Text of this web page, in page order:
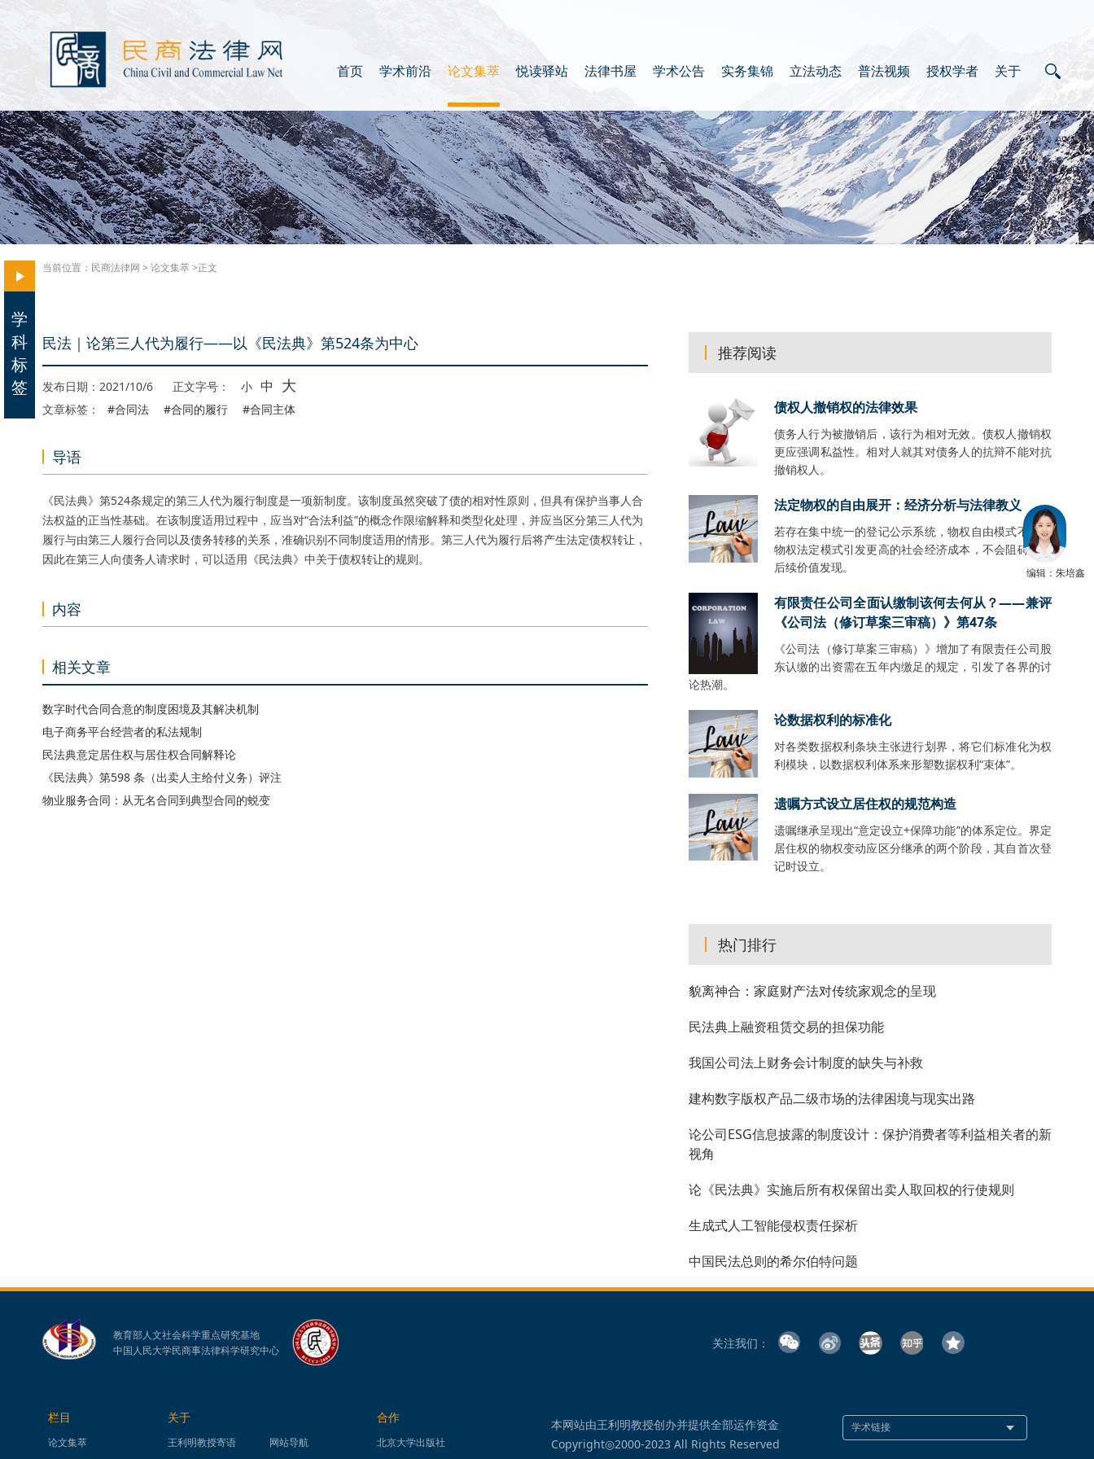
首页 学术前沿 论文集萃 悦读驿站 法律书屋 学术公告 实务集锦 立法动态 普法视频 授权学者 关于
当前位置： 民商法律网 > 论文集萃>正文
民法｜论第三人代为履行——以《民法典》第524条为中心
发布日期：2021/10/6 正文字号： 小 中 大
文章标签： #合同法 #合同的履行 #合同主体
导语
《民法典》第524条规定的第三人代为履行制度是一项新制度。该制度虽然突破了债的相对性原则，但具有保护当事人合
法权益的正当性基础。在该制度适用过程中，应当对“合法利益”的概念作限缩解释和类型化处理，并应当区分第三人代为
履行与由第三人履行合同以及债务转移的关系，准确识别不同制度适用的情形。第三人代为履行后将产生法定债权转让，
因此在第三人向债务人请求时，可以适用《民法典》中关于债权转让的规则。
内容
相关文章
数字时代合同合意的制度困境及其解决机制
电子商务平台经营者的私法规制
民法典意定居住权与居住权合同解释论
《民法典》第598 条（出卖人主给付义务）评注
物业服务合同：从无名合同到典型合同的蜕变
推荐阅读
债权人撤销权的法律效果
债务人行为被撤销后，该行为相对无效。债权人撤销权
更应强调私益性。相对人就其对债务人的抗辩不能对抗
撤销权人。
法定物权的自由展开：经济分析与法律教义
若存在集中统一的登记公示系统，物权自由模式不会比
物权法定模式引发更高的社会经济成本，不会阻碍财产
后续价值发现。
有限责任公司全面认缴制该何去何从？——兼评
《公司法（修订草案三审稿）》第47条
《公司法（修订草案三审稿）》增加了有限责任公司股
东认缴的出资需在五年内缴足的规定，引发了各界的讨
论热潮。
论数据权利的标准化
对各类数据权利条块主张进行划界，将它们标准化为权
利模块，以数据权利体系来形塑数据权利“束体”。
遗嘱方式设立居住权的规范构造
遗嘱继承呈现出“意定设立+保障功能”的体系定位。界定
居住权的物权变动应区分继承的两个阶段，其自首次登
记时设立。
热门排行
貌离神合：家庭财产法对传统家观念的呈现
民法典上融资租赁交易的担保功能
我国公司法上财务会计制度的缺失与补救
建构数字版权产品二级市场的法律困境与现实出路
论公司ESG信息披露的制度设计：保护消费者等利益相关者的新
视角
论《民法典》实施后所有权保留出卖人取回权的行使规则
生成式人工智能侵权责任探析
中国民法总则的希尔伯特问题
编辑：朱培鑫
教育部人文社会科学重点研究基地
中国人民大学民商事法律科学研究中心
栏目
论文集萃
关于
王利明教授寄语 网站导航
合作
北京大学出版社
关注我们：
本网站由王利明教授创办并提供全部运作资金
Copyright◎2000-2023 All Rights Reserved
学
科
标
签